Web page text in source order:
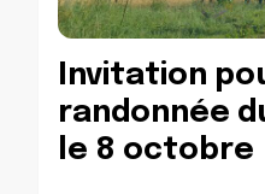
Invitation
randonnée
le 8 octobre